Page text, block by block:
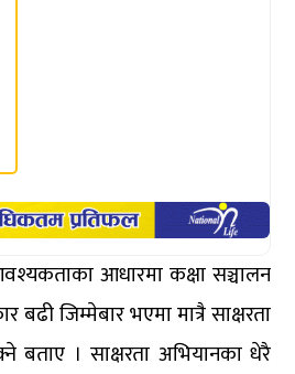
आधारमा कक्षा सञ्चालन
जिम्मेबार भएमा मात्रै साक्षरता
। साक्षरता अभियानका धेरै